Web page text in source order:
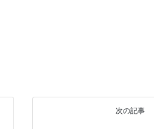
次の記事